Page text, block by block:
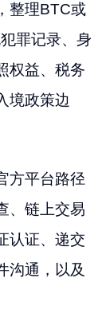
整理BTC或
罪记录、身
权益、税务
境政策边
方平台路径
、链上交易
认证、递交
沟通，以及